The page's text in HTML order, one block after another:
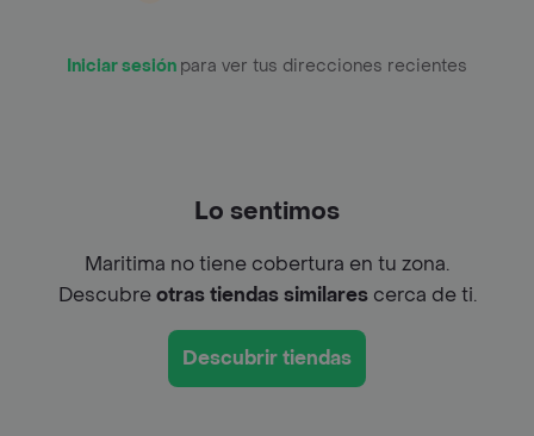
Iniciar sesión para ver tus direcciones recientes
Lo sentimos
Maritima no tiene cobertura en tu zona.
Descubreotras tiendas similarescerca de ti.
Descubrir tiendas